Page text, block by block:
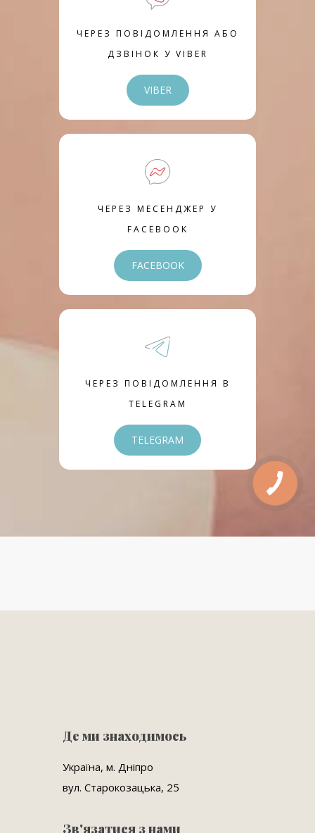
ЧЕРЕЗ ПОВІДОМЛЕННЯ АБО
ДЗВІНОК У VIBER
VIBER
ЧЕРЕЗ МЕСЕНДЖЕР У
FACEBOOK
FACEBOOK
ЧЕРЕЗ ПОВІДОМЛЕННЯ В
TELEGRAM
TELEGRAM
Де ми знаходимось
Україна, м. Дніпро
вул. Старокозацька, 25
Зв'язатися з нами